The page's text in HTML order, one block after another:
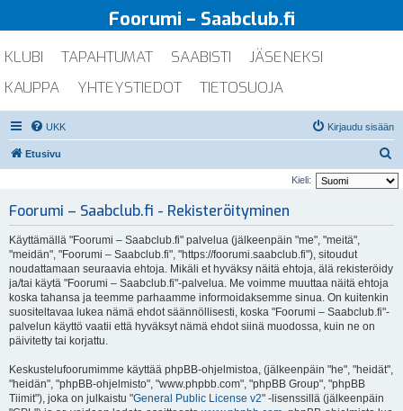
Foorumi – Saabclub.fi
KLUBI TAPAHTUMAT SAABISTI
JÄSENEKSI
KAUPPA
YHTEYSTIEDOT TIETOSUOJA
UKK Kirjaudu sisään
Etusivu
t
Kieli:
Foorumi – Saabclub.fi - Rekisteröityminen
Käyttämällä "Foorumi – Saabclub.fi" palvelua (jälkeenpäin "me", "meitä",
"meidän", "Foorumi – Saabclub.fi", "https://foorumi.saabclub.fi"), sitoudut
noudattamaan seuraavia ehtoja. Mikäli et hyväksy näitä ehtoja, älä rekisteröidy
ja/tai käytä "Foorumi – Saabclub.fi"-palvelua. Me voimme muuttaa näitä ehtoja
koska tahansa ja teemme parhaamme informoidaksemme sinua. On kuitenkin
suositeltavaa lukea nämä ehdot säännöllisesti, koska "Foorumi – Saabclub.fi"-
palvelun käyttö vaatii että hyväksyt nämä ehdot siinä muodossa, kuin ne on
päivitetty tai korjattu.
Keskustelufoorumimme käyttää phpBB-ohjelmistoa, (jälkeenpäin "he", "heidät",
"heidän", "phpBB-ohjelmisto", "www.phpbb.com", "phpBB Group", "phpBB
Tiimit"), joka on julkaistu "General Public License v2" -lisenssillä (jälkeenpäin